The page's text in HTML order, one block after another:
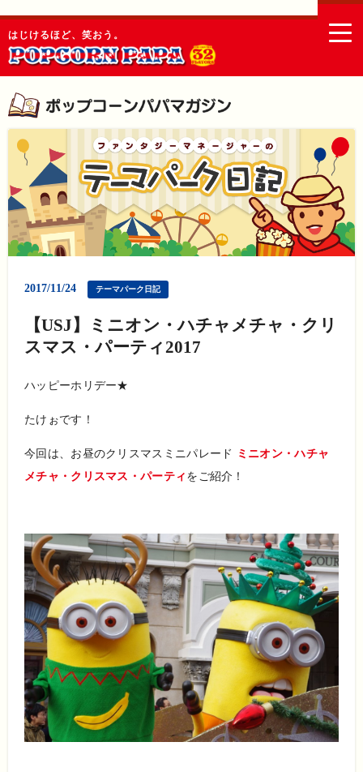
はじけるほど、笑おう。
2017/11/24 テーマパーク日記
【USJ】ミニオン・ハチャメチャ・クリ
スマス・パーティ2017
ハッピーホリデー★
たけぉです！
今回は、お昼のクリスマスミニパレード
ミニオン・ハチャ
メチャ・クリスマス・パーティ をご紹介！